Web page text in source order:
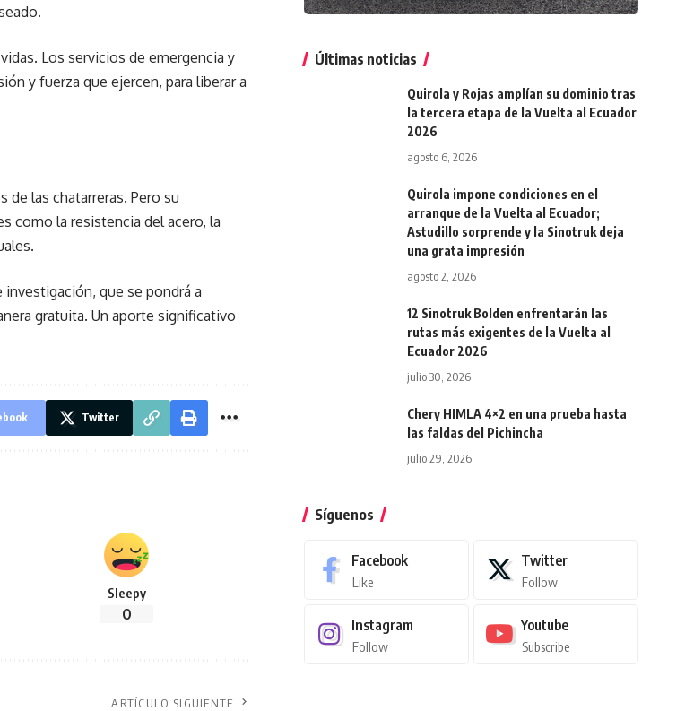
Los servicios de emergencia y
y fuerza que ejercen, para liberar a
las chatarreras. Pero su
como la resistencia del acero, la
que se pondrá a
gratuita. Un aporte significativo
Twitter
Sleepy
0
ARTÍCULO SIGUIENTE
Últimas noticias
Quirola y Rojas amplían su dominio tras
la tercera etapa de la Vuelta al Ecuador
2026
agosto 6, 2026
Quirola impone condiciones en el
arranque de la Vuelta al Ecuador;
Astudillo sorprende y la Sinotruk deja
una grata impresión
agosto 2, 2026
12 Sinotruk Bolden enfrentarán las
rutas más exigentes de la Vuelta al
Ecuador 2026
julio 30, 2026
Chery HIMLA 4×2 en una prueba hasta
las faldas del Pichincha
julio 29, 2026
Síguenos
Facebook
Like
Twitter
Follow
Instagram
Follow
Youtube
Subscribe